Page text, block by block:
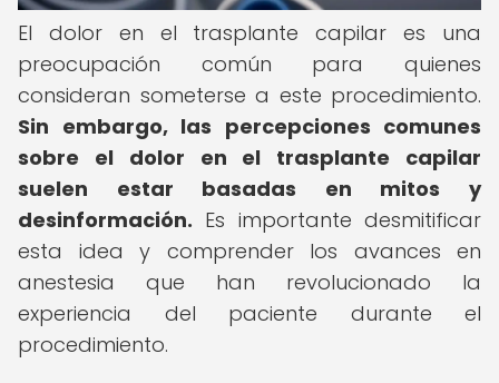
El dolor en el trasplante capilar es una
preocupación común para quienes
consideran someterse a este procedimiento.
Sin embargo, las percepciones comunes
sobre el dolor en el trasplante capilar
suelen estar basadas en mitos y
desinformación. Es importante desmitificar
esta idea y comprender los avances en
anestesia que han revolucionado la
experiencia del paciente durante el
procedimiento.